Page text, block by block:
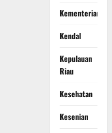
Kementerian
Kendal
Kepulauan
Riau
Kesehatan
Kesenian